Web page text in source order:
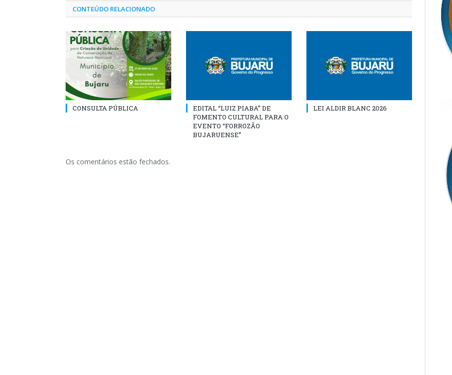
CONTEÚDO RELACIONADO
CONSULTA PÚBLICA
EDITAL “LUIZ PIABA” DE
FOMENTO CULTURAL PARA O
EVENTO “FORROZÃO
BUJARUENSE”
LEI ALDIR BLANC 2026
Os comentários estão fechados.